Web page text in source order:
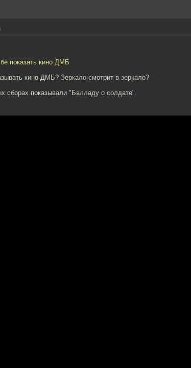
показать кино ДМБ
кино ДМБ? Зеркало смотрит в зеркало?
сборах показывали "Балладу о солдате".